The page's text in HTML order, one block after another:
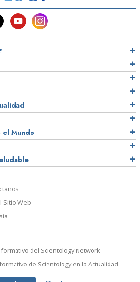
el Mundo
Sitio Web
del Scientology Network
de Scientology en la Actualidad